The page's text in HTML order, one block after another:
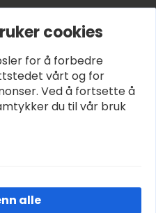
cookies
for å forbedre
vårt og for
Ved å fortsette å
du til vår bruk
alle